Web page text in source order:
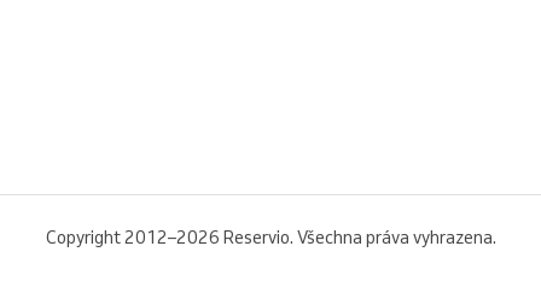
Copyright 2012–2026 Reservio. Všechna práva vyhrazena.